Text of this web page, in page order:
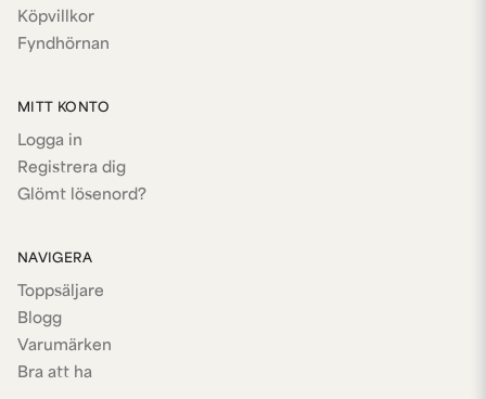
Köpvillkor
Fyndhörnan
MITT KONTO
Logga in
Registrera dig
Glömt lösenord?
NAVIGERA
Toppsäljare
Blogg
Varumärken
Bra att ha